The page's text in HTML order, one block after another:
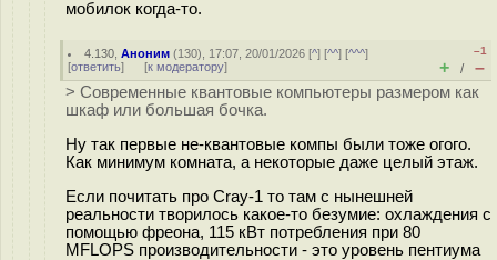
мобилок когда-то.
4.130 ,Аноним (130), 17:07, 20/01/2026 [^] [^^] [^^^]
[ответить] [к модератору]
–1
+ / –
> Современные квантовые компьютеры размером как
шкаф или большая бочка.
Ну так первые не-квантовые компы были тоже огого.
Как минимум комната, а некоторые даже целый этаж.
Если почитать про Cray-1 то там с нынешней
реальности творилось какое-то безумие: охлаждения с
помощью фреона, 115 кВт потребления при 80
MFLOPS производительности - это уровень пентиума